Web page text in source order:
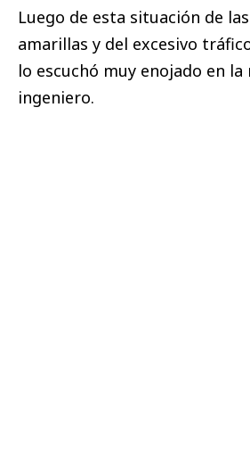
Luego de esta situación de
amarillas y del excesivo
lo escuchó muy enojado en la
ingeniero.